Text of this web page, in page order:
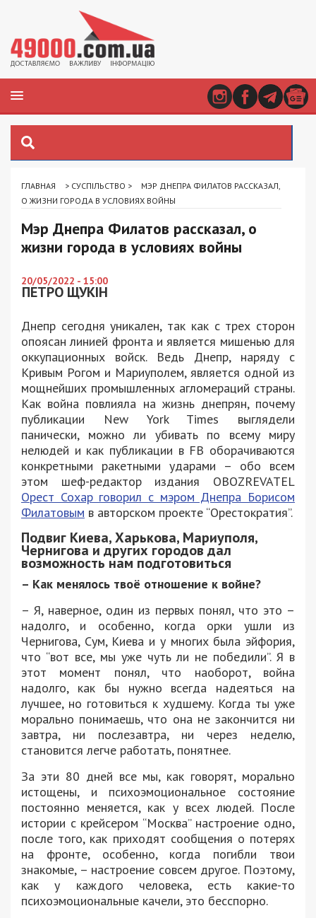
ГЛАВНАЯ > СУСПІЛЬСТВО >
МЭР ДНЕПРА ФИЛАТОВ РАССКАЗАЛ,
О ЖИЗНИ ГОРОДА В УСЛОВИЯХ ВОЙНЫ
Мэр Днепра Филатов рассказал, о
жизни города в условиях войны
20/05/2022 - 15:00
ПЕТРО ЩУКІН
Днепр сегодня уникален, так как с трех сторон
опоясан линией фронта и является мишенью для
оккупационных войск. Ведь Днепр, наряду с
Кривым Рогом и Мариуполем, является одной из
мощнейших промышленных агломераций страны.
Как война повлияла на жизнь днепрян, почему
публикации New York Times выглядели
панически, можно ли убивать по всему миру
нелюдей и как публикации в FB оборачиваются
конкретными ракетными ударами – обо всем
этом шеф-редактор издания OBOZREVATEL
Орест Сохар говорил с мэром Днепра Борисом
Филатовым в авторском проекте “Орестократия”.
Подвиг Киева, Харькова, Мариуполя,
Чернигова и других городов дал
возможность нам подготовиться
– Как менялось твоё отношение к войне?
– Я, наверное, один из первых понял, что это –
надолго, и особенно, когда орки ушли из
Чернигова, Сум, Киева и у многих была эйфория,
что “вот все, мы уже чуть ли не победили”. Я в
этот момент понял, что наоборот, война
надолго, как бы нужно всегда надеяться на
лучшее, но готовиться к худшему. Когда ты уже
морально понимаешь, что она не закончится ни
завтра, ни послезавтра, ни через неделю,
становится легче работать, понятнее.
За эти 80 дней все мы, как говорят, морально
истощены, и психоэмоциональное состояние
постоянно меняется, как у всех людей. После
истории с крейсером “Москва” настроение одно,
после того, как приходят сообщения о потерях
на фронте, особенно, когда погибли твои
знакомые, – настроение совсем другое. Поэтому,
как у каждого человека, есть какие-то
психоэмоциональные качели, это бесспорно.